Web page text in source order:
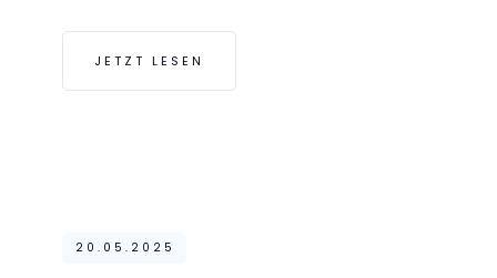
JETZT LESEN
20.05.2025